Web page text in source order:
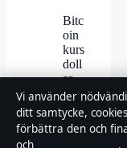
Bitc
oin
kurs
doll
ar
live
–
pris,
hist
Vi använder
ditt samtycke,
förbättra den och
och
.